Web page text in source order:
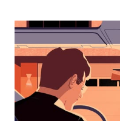
календарю
выбрать
дату.
Чтобы
закрыть
календарь,
нажмите
Esc.